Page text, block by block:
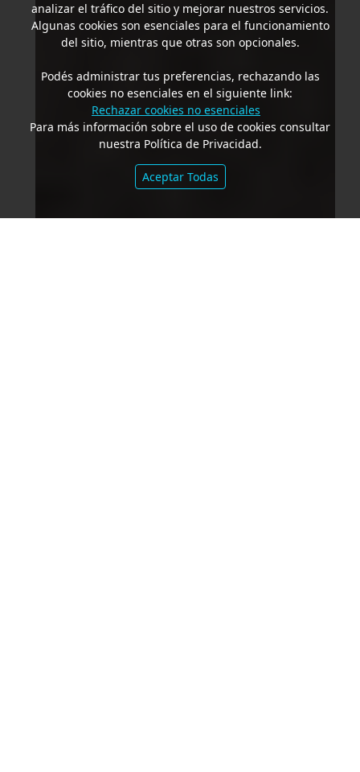
analizar el tráfico del sitio y mejorar nuestros servicios.
Algunas cookies son esenciales para el funcionamiento
del sitio, mientras que otras son opcionales.
Podés administrar tus preferencias, rechazando las
cookies no esenciales en el siguiente link:
Rechazar cookies no esenciales
Para más información sobre el uso de cookies consultar
nuestra Política de Privacidad.
Aceptar Todas